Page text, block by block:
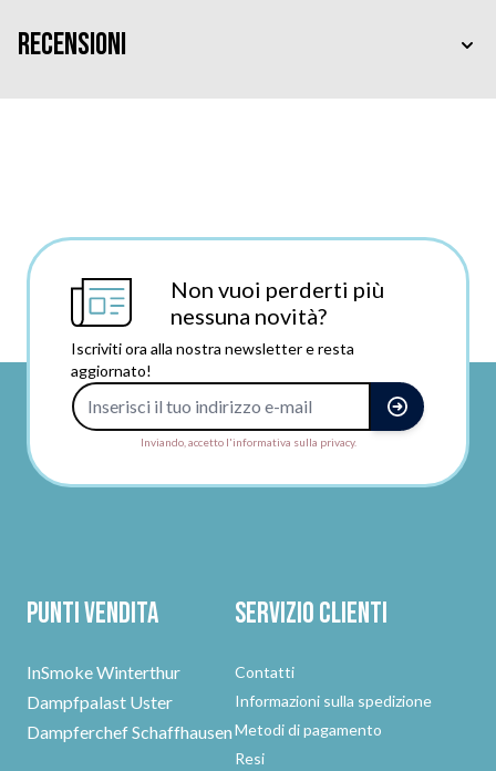
Recensioni
Non vuoi perderti più
nessuna novità?
Iscriviti ora alla nostra newsletter e resta
aggiornato!
Inviando, accetto l'informativa sulla privacy.
Punti vendita
InSmoke Winterthur
Dampfpalast Uster
Dampferchef Schaffhausen
Servizio clienti
Contatti
Informazioni sulla spedizione
Metodi di pagamento
Resi